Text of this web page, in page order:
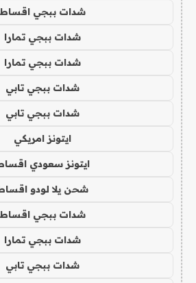
شدات ببجي اقساط
شدات ببجي تمارا
شدات ببجي تمارا
شدات ببجي تابي
شدات ببجي تابي
ايتونز امريكي
ايتونز سعودي
شحن يلا لودو
شدات ببجي اقساط
شدات ببجي تمارا
شدات ببجي تابي